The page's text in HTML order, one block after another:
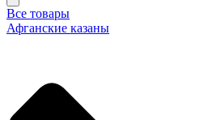
Все товары
Афганские казаны